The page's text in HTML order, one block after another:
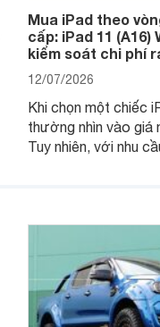
Mua iPad theo
cấp: iPad 11 (A16)
kiểm soát chi phí
12/07/2026
Khi chọn một chiếc
thường nhìn vào
Tuy nhiên, với nhu
không, dùng được